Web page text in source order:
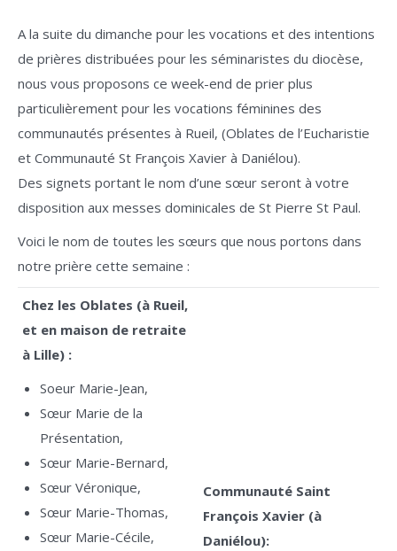
A la suite du dimanche pour les vocations et des intentions
de prières distribuées pour les séminaristes du diocèse,
nous vous proposons ce week-end de prier plus
particulièrement pour les vocations féminines des
communautés présentes à Rueil, (Oblates de l’Eucharistie
et Communauté St François Xavier à Daniélou).
Des signets portant le nom d’une sœur seront à votre
disposition aux messes dominicales de St Pierre St Paul.
Voici le nom de toutes les sœurs que nous portons dans
notre prière cette semaine :
Chez les Oblates (à Rueil,
et en maison de retraite
à Lille) :
Soeur Marie-Jean,
Sœur Marie de la
Présentation,
Sœur Marie-Bernard,
Sœur Véronique,
Sœur Marie-Thomas,
Sœur Marie-Cécile,
Communauté Saint
François Xavier (à
Daniélou):